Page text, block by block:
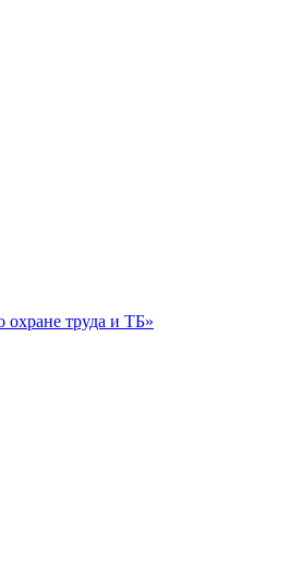
труда и ТБ»